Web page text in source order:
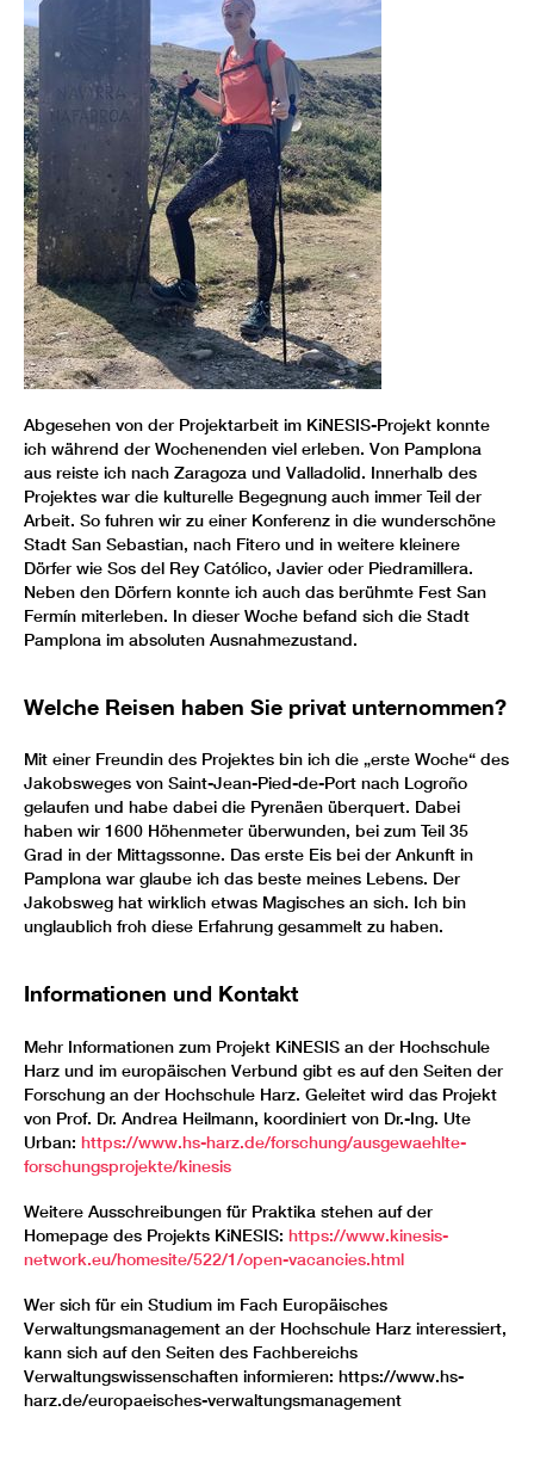
Abgesehen von der Projektarbeit im KiNESIS-Projekt konnte
ich während der Wochenenden viel erleben. Von Pamplona
aus reiste ich nach Zaragoza und Valladolid. Innerhalb des
Projektes war die kulturelle Begegnung auch immer Teil der
Arbeit. So fuhren wir zu einer Konferenz in die wunderschöne
Stadt San Sebastian, nach Fitero und in weitere kleinere
Dörfer wie Sos del Rey Católico, Javier oder Piedramillera.
Neben den Dörfern konnte ich auch das berühmte Fest San
Fermín miterleben. In dieser Woche befand sich die Stadt
Pamplona im absoluten Ausnahmezustand.
Welche Reisen haben Sie privat unternommen?
Mit einer Freundin des Projektes bin ich die „erste Woche“ des
Jakobsweges von Saint-Jean-Pied-de-Port nach Logroño
gelaufen und habe dabei die Pyrenäen überquert. Dabei
haben wir 1600 Höhenmeter überwunden, bei zum Teil 35
Grad in der Mittagssonne. Das erste Eis bei der Ankunft in
Pamplona war glaube ich das beste meines Lebens. Der
Jakobsweg hat wirklich etwas Magisches an sich. Ich bin
unglaublich froh diese Erfahrung gesammelt zu haben.
Informationen und Kontakt
Mehr Informationen zum Projekt KiNESIS an der Hochschule
Harz und im europäischen Verbund gibt es auf den Seiten der
Forschung an der Hochschule Harz. Geleitet wird das Projekt
von Prof. Dr. Andrea Heilmann, koordiniert von Dr.-Ing. Ute
Urban: https://www.hs-harz.de/forschung/ausgewaehlte-
forschungsprojekte/kinesis
Weitere Ausschreibungen für Praktika stehen auf der
Homepage des Projekts KiNESIS: https://www.kinesis-
network.eu/homesite/522/1/open-vacancies.html
Wer sich für ein Studium im Fach Europäisches
Verwaltungsmanagement an der Hochschule Harz interessiert,
kann sich auf den Seiten des Fachbereichs
Verwaltungswissenschaften informieren: https://www.hs-
harz.de/europaeisches-verwaltungsmanagement